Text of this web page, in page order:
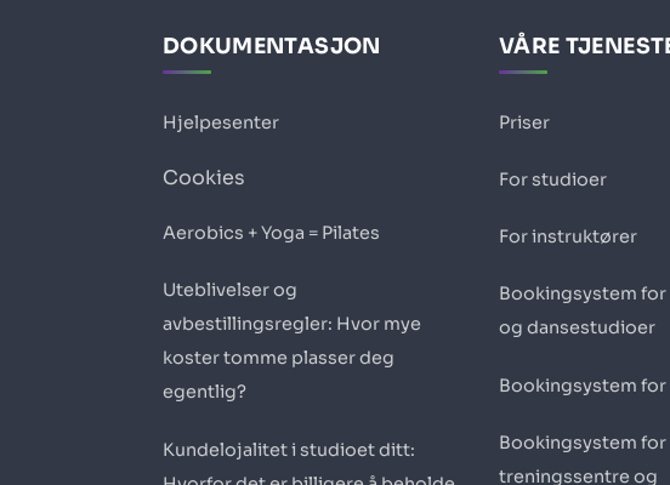
DOKUMENTASJON
Hjelpesenter
Cookies
Aerobics + Yoga = Pilates
Uteblivelser og
avbestillingsregler: Hvor mye
koster tomme plasser deg
egentlig?
Kundelojalitet i studioet ditt:
VÅRE
Priser
For studioer
For instruktører
Bookingsystem
og dansestudioer
Bookingsystem
Bookingsystem for
treningssentre og